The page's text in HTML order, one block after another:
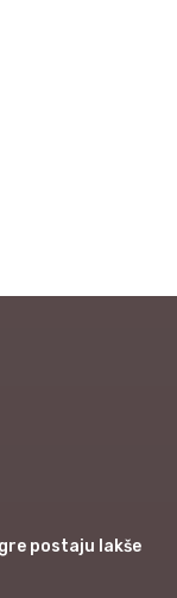
postaju lakše